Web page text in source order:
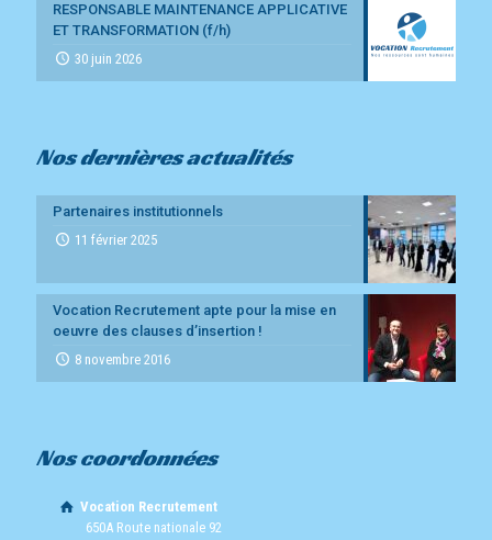
RESPONSABLE MAINTENANCE APPLICATIVE
ET TRANSFORMATION (f/h)
30 juin 2026
Nos dernières actualités
Partenaires institutionnels
11 février 2025
Vocation Recrutement apte pour la mise en
oeuvre des clauses d’insertion !
8 novembre 2016
Nos coordonnées
Vocation Recrutement
650A Route nationale 92